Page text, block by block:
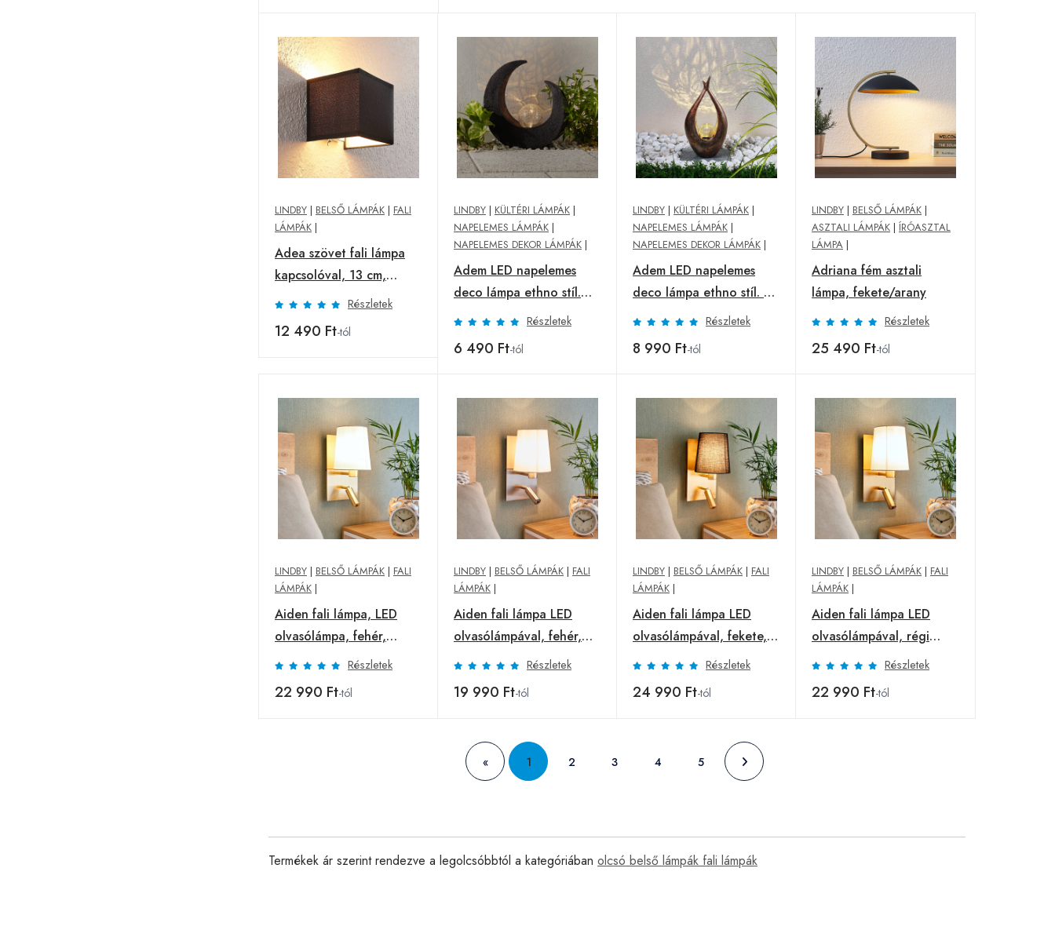
LINDBY | BELSŐ LÁMPÁK | FALI
LÁMPÁK |
Adea szövet fali lámpa
kapcsolóval, 13 cm,
fekete
Részletek
12 490 Ft-tól
LINDBY | KÜLTÉRI LÁMPÁK |
NAPELEMES LÁMPÁK |
NAPELEMES DEKOR LÁMPÁK |
Adem LED napelemes
deco lámpa ethno stíl.
30,5 cm
Részletek
6 490 Ft-tól
LINDBY | KÜLTÉRI LÁMPÁK |
NAPELEMES LÁMPÁK |
NAPELEMES DEKOR LÁMPÁK |
Adem LED napelemes
deco lámpa ethno stíl. 50
cm
Részletek
8 990 Ft-tól
LINDBY | BELSŐ LÁMPÁK |
ASZTALI LÁMPÁK | ÍRÓASZTAL
LÁMPA |
Adriana fém asztali
lámpa, fekete/arany
Részletek
25 490 Ft-tól
LINDBY | BELSŐ LÁMPÁK | FALI
LÁMPÁK |
Aiden fali lámpa, LED
olvasólámpa, fehér,
sárgaréz
Részletek
22 990 Ft-tól
LINDBY | BELSŐ LÁMPÁK | FALI
LÁMPÁK |
Aiden fali lámpa LED
olvasólámpával, fehér,
nikkel
Részletek
19 990 Ft-tól
LINDBY | BELSŐ LÁMPÁK | FALI
LÁMPÁK |
Aiden fali lámpa LED
olvasólámpával, fekete,
arany
Részletek
24 990 Ft-tól
LINDBY | BELSŐ LÁMPÁK | FALI
LÁMPÁK |
Aiden fali lámpa LED
olvasólámpával, régi
sárgaréz
Részletek
22 990 Ft-tól
« 1 2 3 4 5
Termékek ár szerint rendezve a legolcsóbbtól a kategóriában olcsó belső lámpák fali lámpák